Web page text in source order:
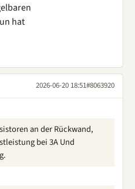
hat
2026-06-20 18:51#8063920
an der Rückwand,
bei 3A Und